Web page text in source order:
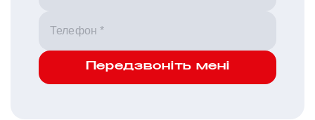
Передзвоніть мені